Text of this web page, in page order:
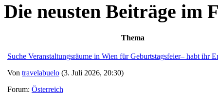
Die neusten Beiträge im
Thema
Suche Veranstaltungsräume in Wien für Geburtstagsfeier– habt ihr
Von travelabuelo (3. Juli 2026, 20:30)
Forum: Österreich